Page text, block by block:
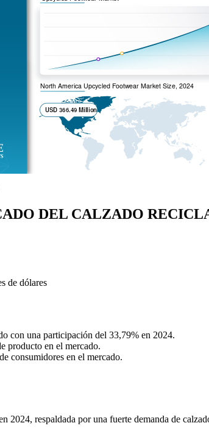
DEL CALZADO
de dólares
con una participación del 33,79% en 2024.
producto en el mercado.
consumidores en el mercado.
2024, respaldada por una fuerte demanda de